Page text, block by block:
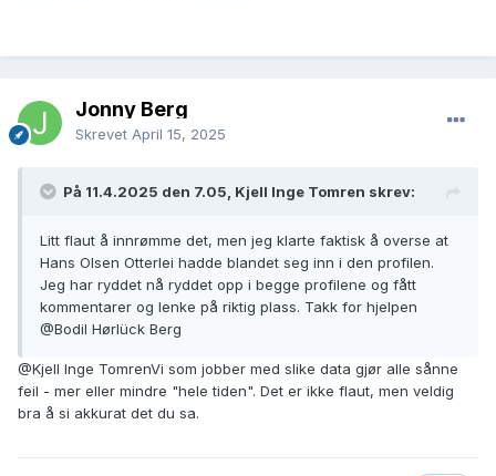
Jonny Berg
Skrevet April 15, 2025
På 11.4.2025 den 7.05, Kjell Inge Tomren skrev:
Litt flaut å innrømme det, men jeg klarte faktisk å overse at
Hans Olsen Otterlei hadde blandet seg inn i den profilen.
Jeg har ryddet nå ryddet opp i begge profilene og fått
kommentarer og lenke på riktig plass. Takk for hjelpen
@Bodil Hørlück Berg
@Kjell Inge TomrenVi som jobber med slike data gjør alle sånne
feil - mer eller mindre "hele tiden". Det er ikke flaut, men veldig
bra å si akkurat det du sa.